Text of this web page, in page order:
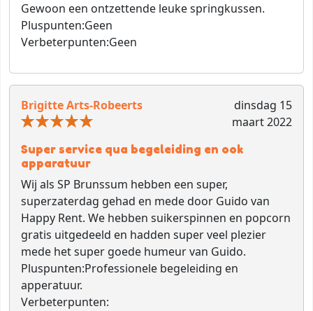
Gewoon een ontzettende leuke springkussen.
Pluspunten:Geen
Verbeterpunten:Geen
Brigitte Arts-Robeerts
dinsdag 15
maart 2022
Super service qua begeleiding en ook
apparatuur
Wij als SP Brunssum hebben een super,
superzaterdag gehad en mede door Guido van
Happy Rent. We hebben suikerspinnen en popcorn
gratis uitgedeeld en hadden super veel plezier
mede het super goede humeur van Guido.
Pluspunten:Professionele begeleiding en
apperatuur.
Verbeterpunten: